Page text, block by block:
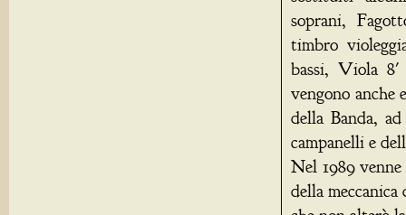
soprani,
timbro
bassi, Viola 8'
vengono anche
della Banda,
campanelli e
Nel 1989
della